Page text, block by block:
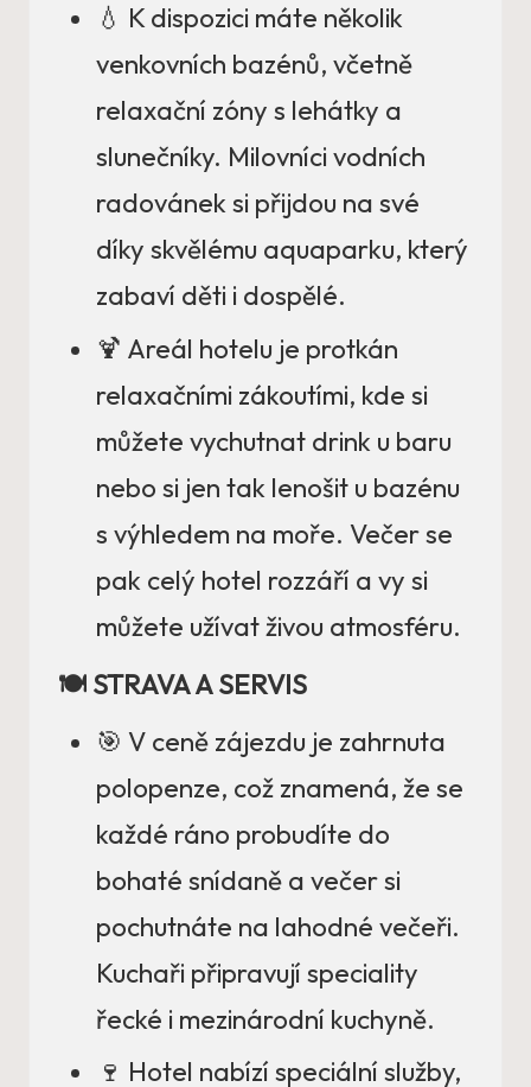
💧 K dispozici máte několik
venkovních bazénů, včetně
relaxační zóny s lehátky a
slunečníky. Milovníci vodních
radovánek si přijdou na své
díky skvělému aquaparku, který
zabaví děti i dospělé.
🍹 Areál hotelu je protkán
relaxačními zákoutími, kde si
můžete vychutnat drink u baru
nebo si jen tak lenošit u bazénu
s výhledem na moře. Večer se
pak celý hotel rozzáří a vy si
můžete užívat živou atmosféru.
🍽️ STRAVA A SERVIS
🎯 V ceně zájezdu je zahrnuta
polopenze, což znamená, že se
každé ráno probudíte do
bohaté snídaně a večer si
pochutnáte na lahodné večeři.
Kuchaři připravují speciality
řecké i mezinárodní kuchyně.
🍷 Hotel nabízí speciální služby,